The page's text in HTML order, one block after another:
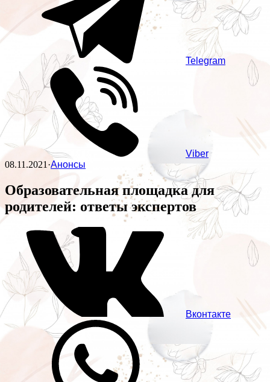
Telegram
Viber
08.11.2021·Анонсы
Образовательная площадка для
родителей: ответы экспертов
Вконтакте